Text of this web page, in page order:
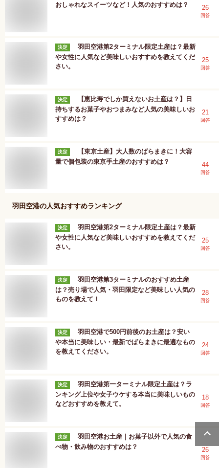
おしゃれなスイーツなど！人気のおすすめは？
26
回答
決定
羽田空港第2ターミナル限定土産は？最新
や女性に人気など美味しいおすすめを教えてくだ
さい。
25
回答
決定
【恵比寿でしか買えないお土産は？】日
持ちするお菓子やおつまみなど人気の美味しいお
すすめは？
21
回答
決定
【東京土産】大人数のばらまきに！大容
量で個包装の東京手土産のおすすめは？
44
回答
羽田空港の人気おすすめランキング
決定
羽田空港第2ターミナル限定土産は？最新
や女性に人気など美味しいおすすめを教えてくだ
さい。
25
回答
決定
羽田空港第3ターミナルのおすすめ土産
は？売り場で人気・羽田限定など美味しい人気の
ものを教えて！
28
回答
決定
羽田空港で500円前後のお土産は？安い
や本当に美味しい・最新でばらまきに最適なもの
を教えてください。
24
回答
決定
羽田空港第一ターミナル限定土産は？ラ
ンキング上位や女子ウケする本当に美味しいもの
などおすすめを教えて。
18
回答
決定
羽田空港お土産｜お菓子以外で人気の食
べ物・飲み物のおすすめは？
26
回答